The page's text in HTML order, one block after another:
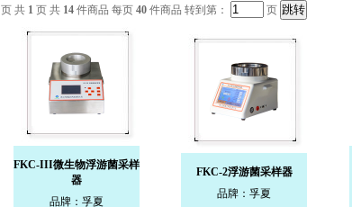
页 共 1 页 共 14 件商品 每页 40 件商品 转到第： 页
FKC-III微生物浮游菌采样
器
品牌：孚夏
FKC-2浮游菌采样器
品牌：孚夏